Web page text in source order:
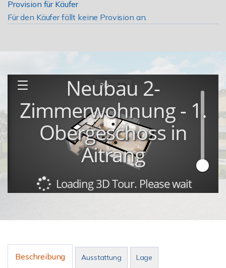
Provision für Käufer
Für den Käufer fällt keine Provision an.
Beschreibung Ausstattung Lage